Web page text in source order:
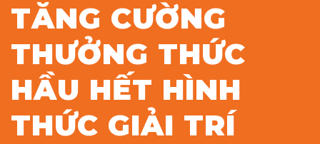
TĂNG CƯỜNG
THƯỞNG THỨC
HẦU HẾT HÌNH
THỨC GIẢI TRÍ